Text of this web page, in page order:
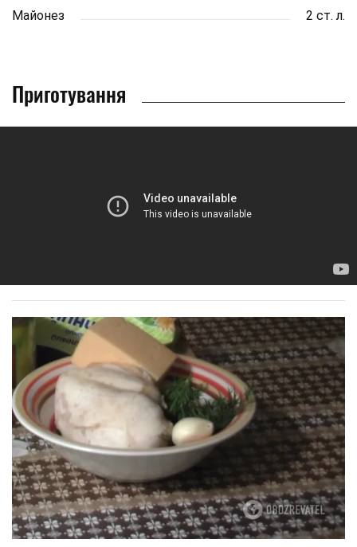
Майонез
2 ст. л.
Приготування